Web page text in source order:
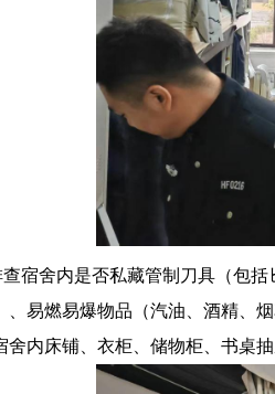
宿舍内是否私藏管制刀具（包
、易燃易爆物品（汽油、酒精、
舍内床铺、衣柜、储物柜、书桌